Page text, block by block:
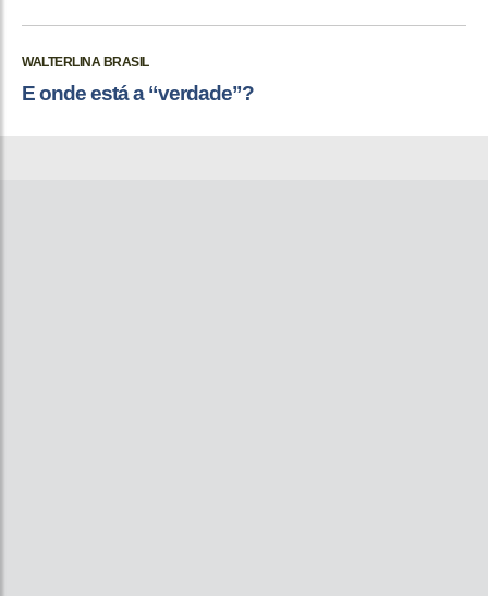
WALTERLINA BRASIL
E onde está a “verdade”?